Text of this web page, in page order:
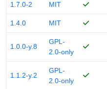
1.7.0-2 MIT
1.4.0 MIT
1.0.0-y.8
GPL-
2.0-only
1.1.2-y.2
GPL-
2.0-only